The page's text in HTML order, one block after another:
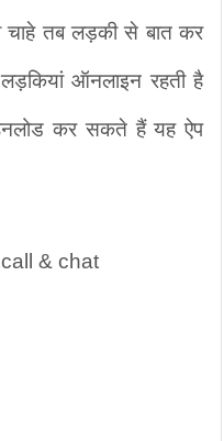
तब लड़की से बात कर
ऑनलाइन रहती है
कर सकते हैं यह ऐप
& chat